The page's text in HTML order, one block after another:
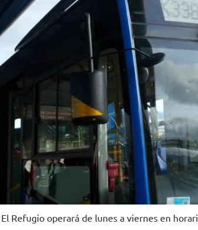
Refugio operará de lunes a viernes en